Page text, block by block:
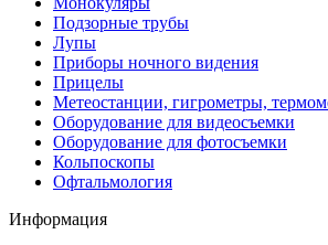
Подзорные трубы
Лупы
Приборы ночного видения
Прицелы
Метеостанции, гигрометры,
Оборудование для видеосъемки
Оборудование для фотосъемки
Кольпоскопы
Офтальмология
Информация